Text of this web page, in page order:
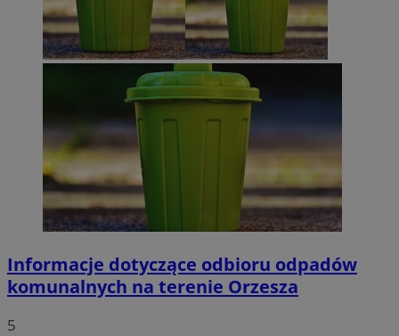
Informacje dotyczące odbioru odpadów
komunalnych na terenie Orzesza
5